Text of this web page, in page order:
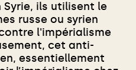
Syrie, ils utilisent le
russe ou syrien
l'impérialisme
cet anti-
essentiellement